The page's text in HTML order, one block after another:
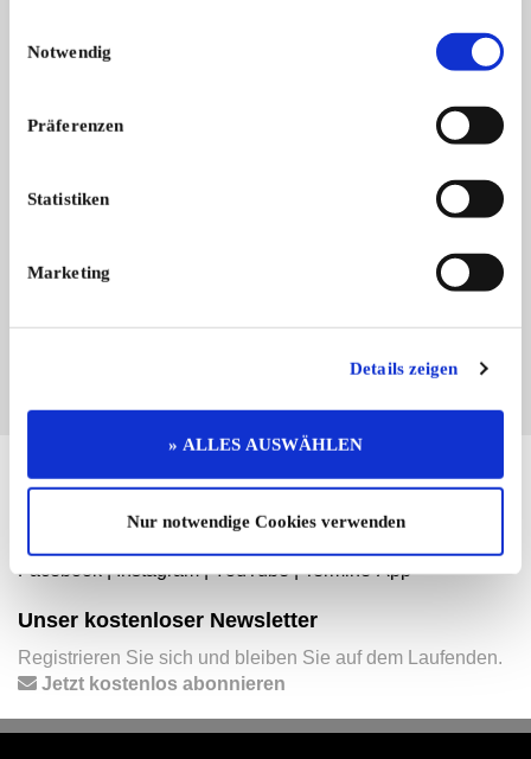
Notwendig
Präferenzen
Statistiken
Marketing
Details zeigen
» ALLES AUSWÄHLEN
Nur notwendige Cookies verwenden
Sie vertreten dieses Unternehmen? Übernehmen Sie
jetzt diesen Branchenbuch-Eintrag um ihn zu
EINTRAG JETZT ÜBERNEHMEN
Hier finden Sie mehr von OLDTIMER MARKT
Folgen Sie uns auf unseren Social-Media-Seiten oder
Facebook|Instagram|YouTube|Termine-App
Unser kostenloser Newsletter
Registrieren Sie sich und bleiben Sie auf dem Laufenden.
Jetzt kostenlos abonnieren